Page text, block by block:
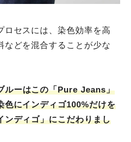
ロセスには、染色効率を高
などを混合することが少な
ルーはこの「Pure Jeans」
色にインディゴ100%だけを
ンディゴ」にこだわりまし